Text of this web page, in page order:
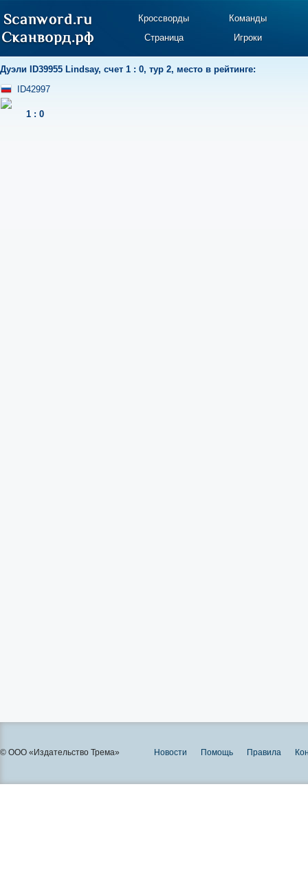
Кроссворды
Команды
Страница
Игроки
Дуэли ID39955 Lindsay, счет 1 : 0, тур 2, место в рейтинге:
ID42997
1 : 0
© ООО «Издательство Трема» Новости Помощь Правила